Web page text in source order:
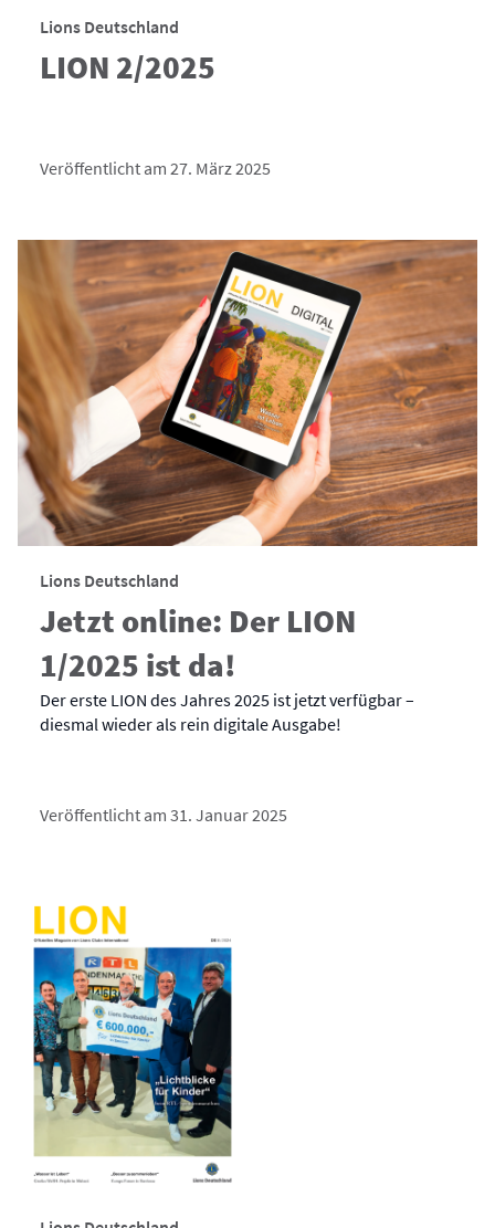
Lions Deutschland
LION 2/2025
Veröffentlicht am 27. März 2025
Lions Deutschland
Jetzt online: Der LION
1/2025 ist da!
Der erste LION des Jahres 2025 ist jetzt verfügbar –
diesmal wieder als rein digitale Ausgabe!
Veröffentlicht am 31. Januar 2025